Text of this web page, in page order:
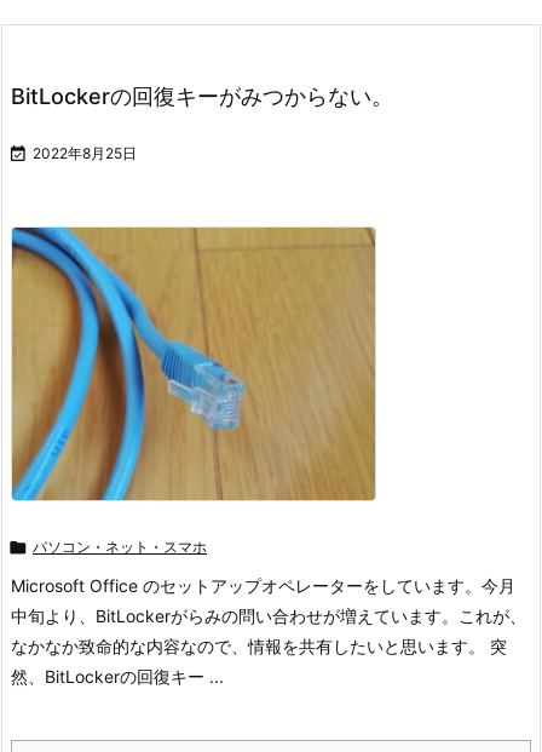
BitLockerの回復キーがみつからない。
 2022年8月25日
 パソコン・ネット・スマホ
Microsoft Office のセットアップオペレーターをしています。今月
中旬より、BitLockerがらみの問い合わせが増えています。これが、
なかなか致命的な内容なので、情報を共有したいと思います。 突
然、BitLockerの回復キー ...